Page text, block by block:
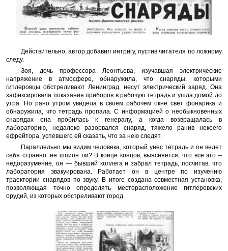
Действительно, автор добавил интригу, пустив читателя по ложному
следу.
Зоя, дочь профессора Леонтьева, изучавшая электрические
напряжение в атмосфере, обнаружила, что снаряды, которыми
гитлеровцы обстреливают Ленинград, несут электрический заряд. Она
зафиксировала показания приборов в рабочую тетрадь и ушла домой до
утра. Но рано утром увидела в своем рабочем окне свет фонарика и
обнаружила, что тетрадь пропала. С информацией о необыкновенных
снарядах она пробилась к генералу, а когда возвращалась в
лабораторию, недалеко разорвался снаряд, тяжело ранив некоего
ефрейтора, успевшего ей сказать, что за нею следят.
Параллельно мы видим человека, который унес тетрадь и он ведет
себя странно: не шпион ли? В конце концов, выясняется, что все это –
недоразумение, он — бывший коллега и забрал тетрадь, посчитав, что
лаборатория эвакуирована. Работает он в центре по изучению
траектории снарядов по звуку. В итоге создана совместная установка,
позволяющая точно определять месторасположение гитлеровских
орудий, из которых обстреливают город.